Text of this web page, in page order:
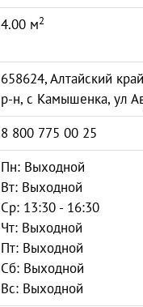
4.00 м2
658624, Алтайский
р-н, с Камышенка, ул
8 800 775 00 25
Пн: Выходной
Вт: Выходной
Ср: 13:30 - 16:30
Чт: Выходной
Пт: Выходной
Сб: Выходной
Вс: Выходной